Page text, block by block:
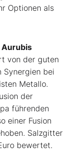
Optionen als
Aurubis
von der guten
Synergien bei
Metallo.
der
führenden
einer Fusion
Salzgitter
bewertet.